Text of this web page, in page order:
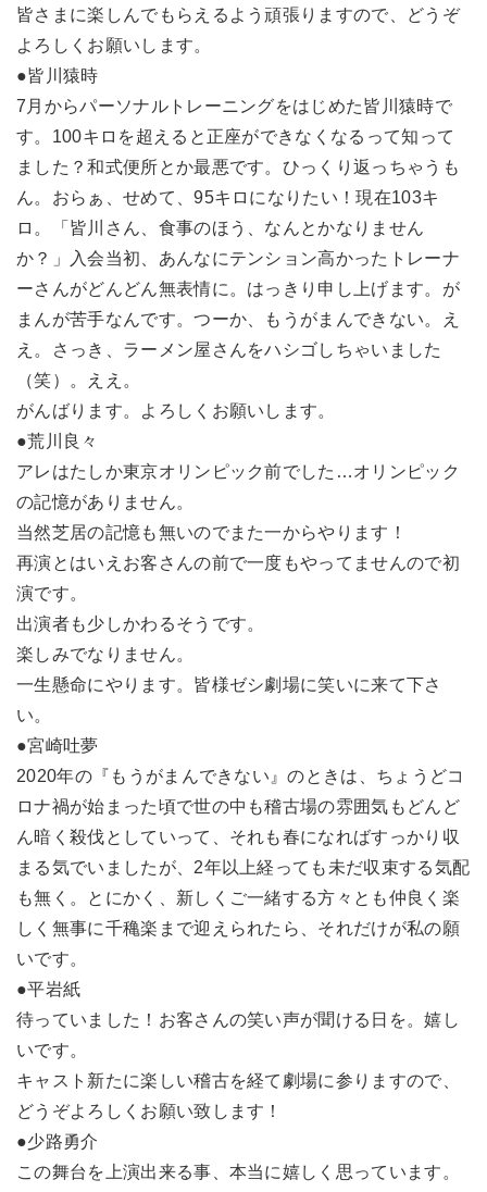
皆さまに楽しんでもらえるよう頑張りますので、どうぞ
よろしくお願いします。
●皆川猿時
7月からパーソナルトレーニングをはじめた皆川猿時で
す。100キロを超えると正座ができなくなるって知って
ました？和式便所とか最悪です。ひっくり返っちゃうも
ん。おらぁ、せめて、95キロになりたい！現在103キ
ロ。「皆川さん、食事のほう、なんとかなりません
か？」入会当初、あんなにテンション高かったトレーナ
ーさんがどんどん無表情に。はっきり申し上げます。が
まんが苦手なんです。つーか、もうがまんできない。え
え。さっき、ラーメン屋さんをハシゴしちゃいました
（笑）。ええ。
がんばります。よろしくお願いします。
●荒川良々
アレはたしか東京オリンピック前でした…オリンピック
の記憶がありません。
当然芝居の記憶も無いのでまた一からやります！
再演とはいえお客さんの前で一度もやってませんので初
演です。
出演者も少しかわるそうです。
楽しみでなりません。
一生懸命にやります。皆様ゼシ劇場に笑いに来て下さ
い。
●宮崎吐夢
2020年の『もうがまんできない』のときは、ちょうどコ
ロナ禍が始まった頃で世の中も稽古場の雰囲気もどんど
ん暗く殺伐としていって、それも春になればすっかり収
まる気でいましたが、2年以上経っても未だ収束する気配
も無く。とにかく、新しくご一緒する方々とも仲良く楽
しく無事に千穐楽まで迎えられたら、それだけが私の願
いです。
●平岩紙
待っていました！お客さんの笑い声が聞ける日を。嬉し
いです。
キャスト新たに楽しい稽古を経て劇場に参りますので、
どうぞよろしくお願い致します！
●少路勇介
この舞台を上演出来る事、本当に嬉しく思っています。